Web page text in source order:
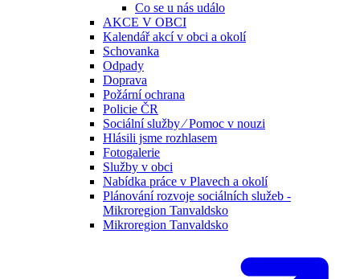
Co se u nás událo
AKCE V OBCI
Kalendář akcí v obci a okolí
Schovanka
Odpady
Doprava
Požární ochrana
Policie ČR
Sociální služby ⁄ Pomoc v nouzi
Hlásili jsme rozhlasem
Fotogalerie
Služby v obci
Nabídka práce v Plavech a okolí
Plánování rozvoje sociálních služeb -
Mikroregion Tanvaldsko
Mikroregion Tanvaldsko